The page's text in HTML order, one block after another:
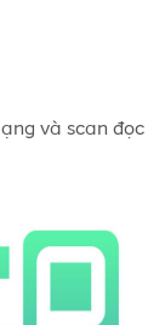
và scan đọc